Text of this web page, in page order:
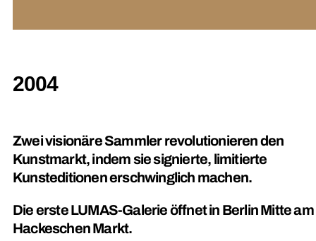
2004
Zwei visionäre Sammler revolutionieren den
Kunstmarkt, indem sie signierte, limitierte
Kunsteditionen erschwinglich machen.
Die erste LUMAS-Galerie öffnet in Berlin Mitte am
Hackeschen Markt.